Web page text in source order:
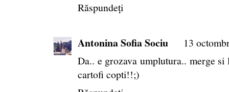
Răspundeți
Antonina Sofia Sociu
13
Da.. e grozava umplutura.. merge
cartofi copti!!;)